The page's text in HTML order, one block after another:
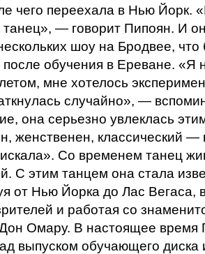
чего переехала в Нью Йорк.
танец», — говорит Пипоян. И
шоу на Бродвее, что
обучения в Ереване. «Я
мне хотелось
случайно», —
она серьезно увлеклась
женственен, классический
Со временем танец
С этим танцем она стала
от Нью Йорка до Лас Вегаса,
и работая со
Омару. В настоящее время
выпуском обучающего диска